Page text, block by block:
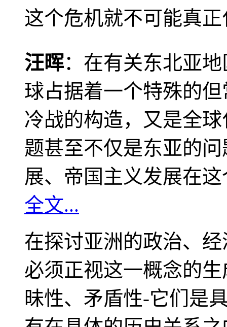
这个危机就不可能真
汪晖：在有关东北亚
球占据着一个特殊的
冷战的构造，又是全
题甚至不仅是东亚的
展、帝国主义发展在
全文...
在探讨亚洲的政治、
必须正视这一概念的
昧性、矛盾性-它们是